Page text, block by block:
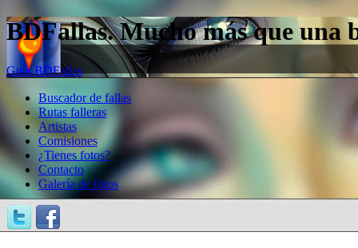
BDFallas. Mucho más que una
Guía BDFallas
Buscador de fallas
Rutas falleras
Artistas
Comisiones
¿Tienes fotos?
Contacto
Galería de fotos